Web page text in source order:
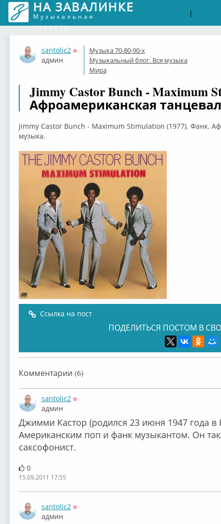
НА ЗАВАЛИНКЕ
Музыкальная
соцсеть
|
santolic2
Оффлайн
админ
Музыка 70-80-90-х
Музыкальный блог. Вся музыка
Мира
Jimmy Castor Bunch - Maximum
Афроамериканская
Jimmy Castor Bunch - Maximum Stimulation (1977). Фанк.
музыка.
Ссылка на пост
ПОДЕЛИТЬСЯ ПОСТОМ В
Комментарии (6)
santolic2
админ
Джимми Кастор (родился 23 июня 1947 года
Американским поп и фанк музыкантом. Он
саксофонист.
0
15.09.2011 17:55
santolic2
админ